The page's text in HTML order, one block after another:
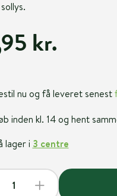
kr.
nu og få leveret senest
inden kl. 14 og hent
lager i 3 centre